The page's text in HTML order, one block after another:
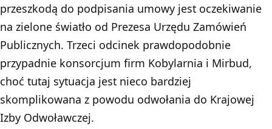
przeszkodą do podpisania umowy jest oczekiwanie
na zielone światło od Prezesa Urzędu Zamówień
Publicznych. Trzeci odcinek prawdopodobnie
przypadnie konsorcjum firm Kobylarnia i Mirbud,
choć tutaj sytuacja jest nieco bardziej
skomplikowana z powodu odwołania do Krajowej
Izby Odwoławczej.